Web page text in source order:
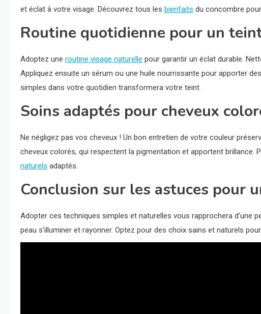
et éclat à votre visage. Découvrez tous les bienfaits du concombre
Routine quotidienne pour un
Adoptez une routine visage naturelle pour garantir un éclat durable.
Appliquez ensuite un sérum ou une huile nourrissante pour apporter
simples dans votre quotidien transformera votre teint.
Soins adaptés pour cheveux
Ne négligez pas vos cheveux ! Un bon entretien de votre couleur
cheveux colorés, qui respectent la pigmentation et apportent brillance.
naturels adaptés.
Conclusion sur les astuces pour
Adopter ces techniques simples et naturelles vous rapprochera d’une
peau s’illuminer et rayonner. Optez pour des choix sains et naturels